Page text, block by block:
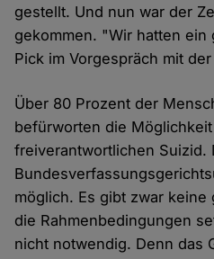
gestellt. Und nun war der
gekommen. "Wir hatten ein
Pick im Vorgespräch mit
Über 80 Prozent der
befürworten die
freiverantwortlichen Suizid.
möglich. Es gibt zwar keine
die Rahmenbedingungen
nicht notwendig. Denn das